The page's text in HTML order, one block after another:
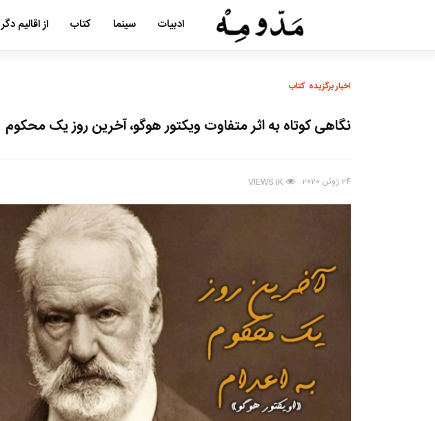
ادبیات سینما کتاب از اقالیم دگر
اخبار برگزیده کتاب
نگاهی کوتاه به اثر متفاوت ویکتور هوگو، آخرین روز یک محکوم
24 ژوئن 2020 1K
VIEWS